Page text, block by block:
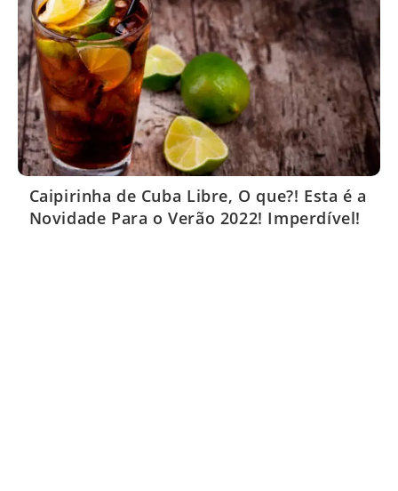
Caipirinha de Cuba Libre, O que?! Esta é a
Novidade Para o Verão 2022! Imperdível!